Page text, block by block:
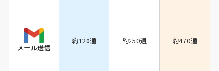
メール送信
約120通 約250通 約470通